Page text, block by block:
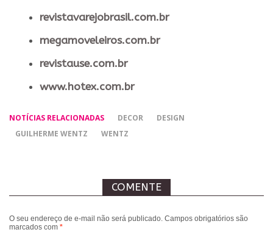
revistavarejobrasil.com.br
megamoveleiros.com.br
revistause.com.br
www.hotex.com.br
NOTÍCIAS RELACIONADAS DECOR
DESIGN
GUILHERME WENTZ
WENTZ
COMENTE
O seu endereço de e-mail não será publicado. Campos obrigatórios são
marcados com *